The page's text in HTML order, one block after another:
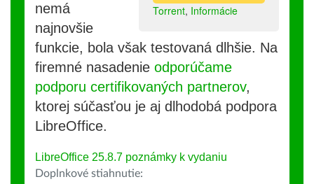
Torrent, Informácie
nemá
najnovšie
funkcie, bola však testovaná dlhšie. Na
firemné nasadenie odporúčame
podporu certifikovaných partnerov,
ktorej súčasťou je aj dlhodobá podpora
LibreOffice.
LibreOffice 25.8.7 poznámky k vydaniu
Doplnkové stiahnutie: